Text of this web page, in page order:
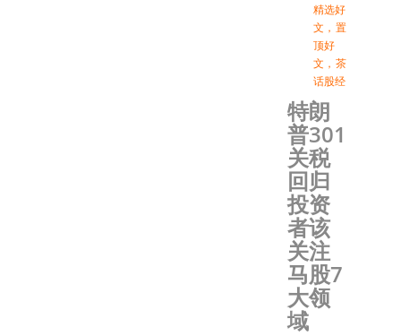
精选好
文 ， 置
顶好
文 ， 茶
话股经
特朗
普301
关税
回归
投资
者该
关注
马股7
大领
域